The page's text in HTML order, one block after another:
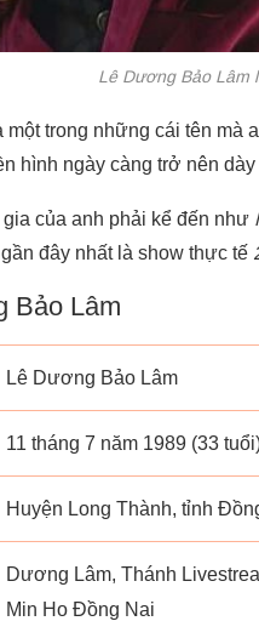
Lê Dương Bảo Lâm
trong những cái tên mà
hình ngày càng trở nên dày
của anh phải kể đến như
đây nhất là show thực tế
Bảo Lâm
Lê Dương Bảo Lâm
11 tháng 7 năm 1989 (33
Huyện Long Thành, tỉnh
Dương Lâm, Thánh
Min Ho Đồng Nai